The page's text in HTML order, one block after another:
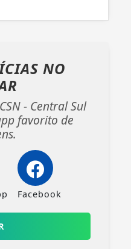
NO
- Central Sul
favorito de
Facebook